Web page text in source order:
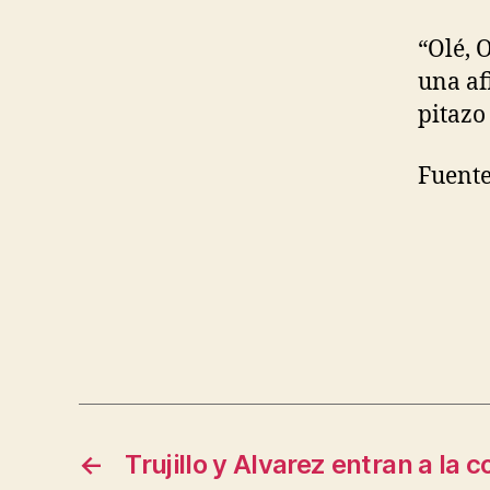
“Olé,
una
pitazo
← Trujillo y Alvarez entran a la